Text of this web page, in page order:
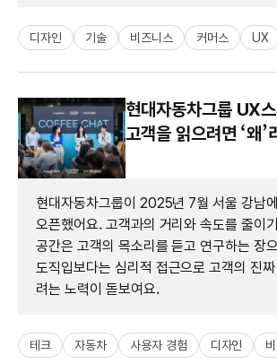
디자인 기술 비즈니스 커머스 UX
현대자동차그룹 UX
고객을 읽으려면 ‘왜’
현대자동차그룹이 2025년 7월 서울 강남
오픈했어요. 고객과의 거리와 속도를 줄이
공간은 고객의 목소리를 듣고 연구하는 장
도직입보다는 심리적 접근으로 고객의 진
려는 노력이 돋보여요.
테크 자동차 사용자 경험 디자인